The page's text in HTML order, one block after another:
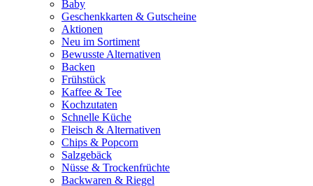
Baby
Geschenkkarten & Gutscheine
Aktionen
Neu im Sortiment
Bewusste Alternativen
Backen
Frühstück
Kaffee & Tee
Kochzutaten
Schnelle Küche
Fleisch & Alternativen
Chips & Popcorn
Salzgebäck
Nüsse & Trockenfrüchte
Backwaren & Riegel